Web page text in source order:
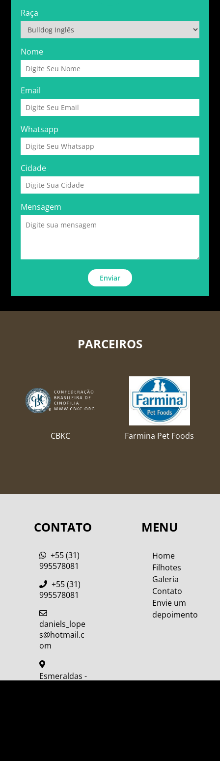
Raça
Nome
Email
Whatsapp
Cidade
Mensagem
Enviar
PARCEIROS
CBKC Farmina Pet Foods
CONTATO
+55 (31)
995578081
+55 (31)
995578081
daniels_lope
s@hotmail.c
om
Esmeraldas -
MENU
Home
Filhotes
Galeria
Contato
Envie um
depoimento